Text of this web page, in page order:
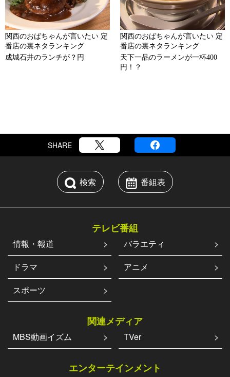
関西のおばちゃんが言いたい 定
番店の裏ネタランキング
成城石井のランチが？円
関西のおばちゃんが言いたい 定
番店の裏ネタランキング
天下一品のラーメンが一杯400
円！？
SHARE
検索 番組表
テレビ番組
情報・報道
バラエティ
ドラマ
アニメ
スポーツ
関連メディア
MBS動画イズム TVer
エンターテインメント